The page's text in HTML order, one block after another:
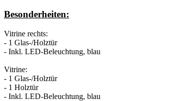
Besonderheiten:
Vitrine rechts:
- 1 Glas-/Holztür
- Inkl. LED-Beleuchtung, blau
Vitrine:
- 1 Glas-/Holztür
- 1 Holztür
- Inkl. LED-Beleuchtung, blau